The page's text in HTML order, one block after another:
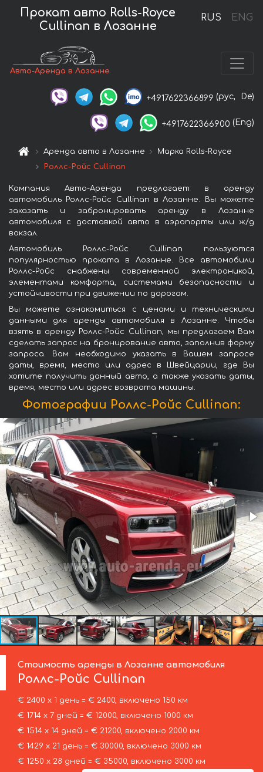
RUS ENG
Прокат авто Rolls-Royce
Cullinan в Лозанне
Авто-Аренда в Лозанне
+4917622366899 (рус, De)
+4917622366900 (Eng)
Аренда авто в Лозанне
Марка Rolls-Royce
Роллс-Ройс Cullinan
Компания Авто-Аренда предлагает в аренду
автомобиль Роллс-Ройс Cullinan в Лозанне. Вы можете
заказать и забронировать аренду в Лозанне
автомобиля с доставкой авто в аэропорты или ж/д
вокзал.
Автомобиль Роллс-Ройс Cullinan пользуются
популярностью проката в Лозанне. Все автомобили
Роллс-Ройс снабжены современной электроникой,
элементами комфорта, системами безопасности и
устойчивости при движении по дорогам.
Вы можете ознакомиться с ценами и техническими
данными для аренды автомобиля в Лозанне. Чтобы
взять в аренду Роллс-Ройс Cullinan, мы предлагаем Вам
сделать запрос на бронирование авто, заполнив форму
запроса. Вам необходимо указать в Вашем запросе
даты, время, место или адрес в Швейцарии, где Вы
хотите получить данный авто, а также указать даты,
время, место или адрес возврата машины.
Фотографии Роллс-Ройс Cullinan:
Стоимость аренды в Лозанне автомобиля
Роллс-Ройс Cullinan
€ 2400 х 1 день = € 2400, включено 150 км
€ 1714 х 7 дней = € 12000, включено 1000 км
€ 1514 х 14 дней = € 21200, включено 2000 км
€ 1429 х 21 день = € 30000, включено 3000 км
€ 1250 х 28 дней = € 35000, включено 3000 км